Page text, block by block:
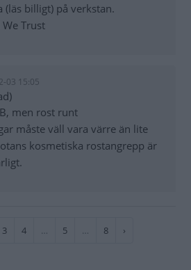
billigt) på verkstan.
Trust
03 15:05
men rost runt
måste väll vara värre än lite
kosmetiska rostangrepp är
Sida
3 Sida
4 … Sida
5 … Sida
8
Nästa
›